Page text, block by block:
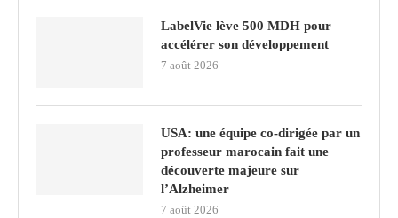
LabelVie lève 500 MDH pour
accélérer son développement
7 août 2026
USA: une équipe co-dirigée par un
professeur marocain fait une
découverte majeure sur
l’Alzheimer
7 août 2026